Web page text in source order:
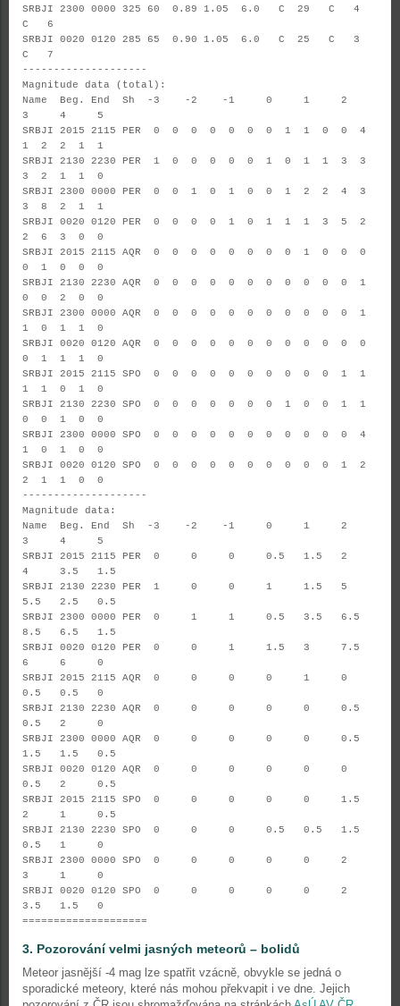
SRBJI 2300 0000 325 60 0.89 1.05 6.0 C 29 C 4
C 6
SRBJI 0020 0120 285 65 0.90 1.05 6.0 C 25 C 3
C 7
--------------------
Magnitude data (total):
Name Beg. End Sh -3 -2 -1 0 1 2
3 4 5
SRBJI 2015 2115 PER 0 0 0 0 0 0 0 1 1 0 0 4
1 2 2 1 1
SRBJI 2130 2230 PER 1 0 0 0 0 0 1 0 1 1 3 3
3 2 1 1 0
SRBJI 2300 0000 PER 0 0 1 0 1 0 0 1 2 2 4 3
3 8 2 1 1
SRBJI 0020 0120 PER 0 0 0 0 1 0 1 1 1 3 5 2
2 6 3 0 0
SRBJI 2015 2115 AQR 0 0 0 0 0 0 0 0 1 0 0 0
0 1 0 0 0
SRBJI 2130 2230 AQR 0 0 0 0 0 0 0 0 0 0 0 1
0 0 2 0 0
SRBJI 2300 0000 AQR 0 0 0 0 0 0 0 0 0 0 0 1
1 0 1 1 0
SRBJI 0020 0120 AQR 0 0 0 0 0 0 0 0 0 0 0 0
0 1 1 1 0
SRBJI 2015 2115 SPO 0 0 0 0 0 0 0 0 0 0 1 1
1 1 0 1 0
SRBJI 2130 2230 SPO 0 0 0 0 0 0 0 1 0 0 1 1
0 0 1 0 0
SRBJI 2300 0000 SPO 0 0 0 0 0 0 0 0 0 0 0 4
1 0 1 0 0
SRBJI 0020 0120 SPO 0 0 0 0 0 0 0 0 0 0 1 2
2 1 1 0 0
--------------------
Magnitude data:
Name Beg. End Sh -3 -2 -1 0 1 2
3 4 5
SRBJI 2015 2115 PER 0 0 0 0.5 1.5 2
4 3.5 1.5
SRBJI 2130 2230 PER 1 0 0 1 1.5 5
5.5 2.5 0.5
SRBJI 2300 0000 PER 0 1 1 0.5 3.5 6.5
8.5 6.5 1.5
SRBJI 0020 0120 PER 0 0 1 1.5 3 7.5
6 6 0
SRBJI 2015 2115 AQR 0 0 0 0 1 0
0.5 0.5 0
SRBJI 2130 2230 AQR 0 0 0 0 0 0.5
0.5 2 0
SRBJI 2300 0000 AQR 0 0 0 0 0 0.5
1.5 1.5 0.5
SRBJI 0020 0120 AQR 0 0 0 0 0 0
0.5 2 0.5
SRBJI 2015 2115 SPO 0 0 0 0 0 1.5
2 1 0.5
SRBJI 2130 2230 SPO 0 0 0 0.5 0.5 1.5
0.5 1 0
SRBJI 2300 0000 SPO 0 0 0 0 0 2
3 1 0
SRBJI 0020 0120 SPO 0 0 0 0 0 2
3.5 1.5 0
====================
3. Pozorování velmi jasných meteorů – bolidů
Meteor jasnější -4 mag lze spatřit vzácně, obvykle se jedná o
sporadické meteory, které nás mohou překvapit i ve dne. Jejich